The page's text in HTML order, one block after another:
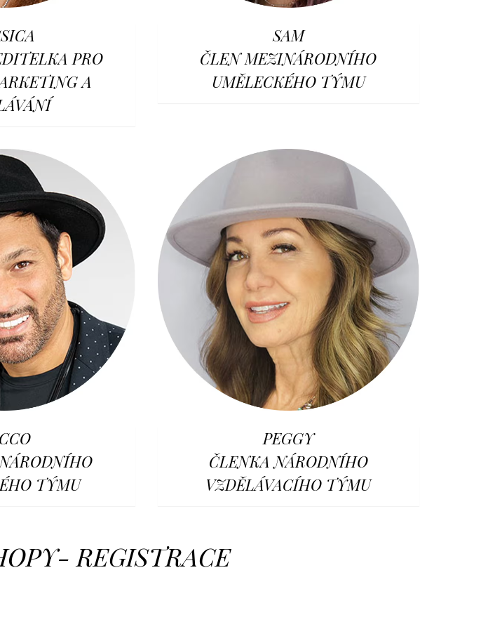
PRO
A
SAM
ČLEN MEZINÁRODNÍHO
UMĚLECKÉHO TÝMU
TÝMU
PEGGY
ČLENKA NÁRODNÍHO
VZDĚLÁVACÍHO TÝMU
REGISTRACE